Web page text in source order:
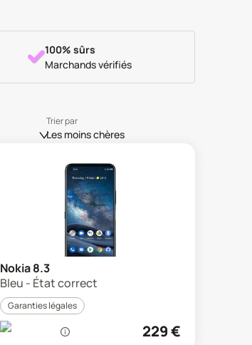
100% sûrs
Marchands vérifiés
Trier par
Les moins chères
Nokia 8.3
Bleu - État correct
Garanties légales
229€